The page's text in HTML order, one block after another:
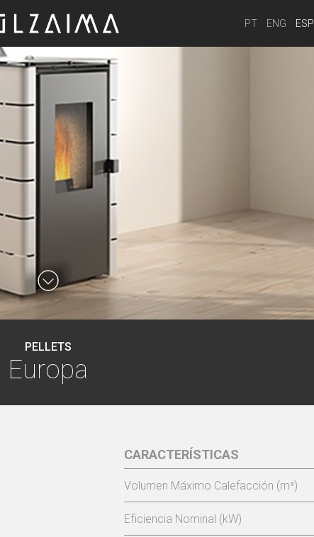
PT ENG ESP
PELLETS
Europa
EUROPA -
CARACTERÍSTICAS
Volumen Máximo Calefacción (m³)
Eficiencia Nominal (kW)